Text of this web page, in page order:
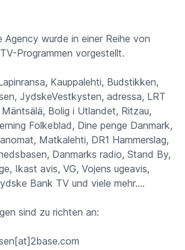
Agency wurde in einer Reihe von
Programmen vorgestellt.
Kauppalehti, Budstikken,
JydskeVestkysten, adressa, LRT
Bolig i Utlandet, Ritzau,
Folkeblad, Dine penge Danmark,
Matkalehti, DR1 Hammerslag,
Danmarks radio, Stand By,
Ikast avis, VG, Vojens ugeavis,
Bank TV und viele mehr....
sind zu richten an: